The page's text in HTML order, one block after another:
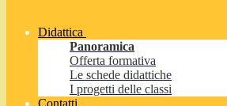
Didattica
Panoramica
Offerta formativa
Le schede didattiche
I progetti delle classi